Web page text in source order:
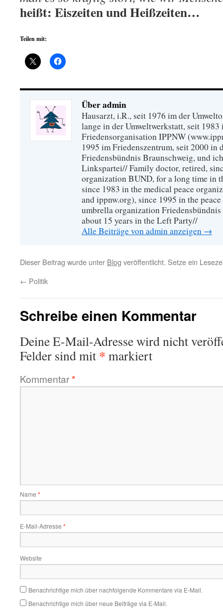
heißt: Eiszeiten und Heißzeiten…
Teilen mit:
Über admin
Hausarzt, i.R., seit 1976 im der
lange in der Umweltwerkstatt, seit
Friedensorganisation IPPNW
1995 im Friedenszentrum, seit 2000 in
Friedensbündnis Braunschweig, und
Linkspartei// Family doctor, retired,
organization BUND, for a long time in
since 1983 in the medical peace
and ippnw.org), since 1995 in the
umbrella organization
about 15 years in the Left Party//
Alle Beiträge von admin anzeigen →
Dieser Beitrag wurde unter Blog veröffentlicht. Setze ein
← Politik
Schreibe einen Kommentar
Deine E-Mail-Adresse wird nicht
Felder sind mit * markiert
Kommentar*
Name *
E-Mail-Adresse *
Website
Benachrichtige mich über nachfolgende Kommentare via E-Mail.
Benachrichtige mich über neue Beiträge via E-Mail.